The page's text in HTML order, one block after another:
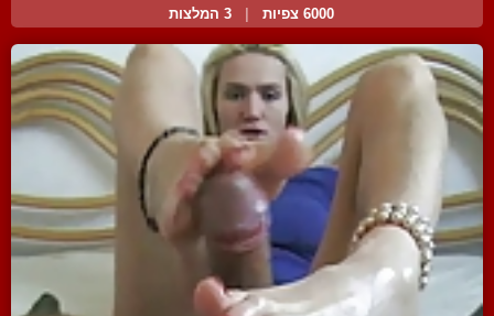
6000 צפיות 3 המלצות